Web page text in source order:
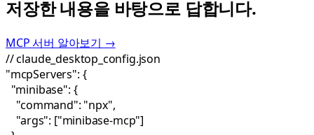
저장한 내용을 바탕으로 답합니다.
MCP 서버 알아보기 →
// claude_desktop_config.json
"mcpServers": {
"minibase": {
"command": "npx",
"args": ["minibase-mcp"]